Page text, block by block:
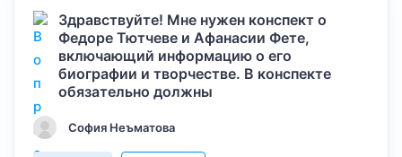
Здравствуйте! Мне нужен конспект о
Федоре Тютчеве и Афанасии Фете,
включающий информацию о его
биографии и творчестве. В конспекте
обязательно должны
София Неъматова